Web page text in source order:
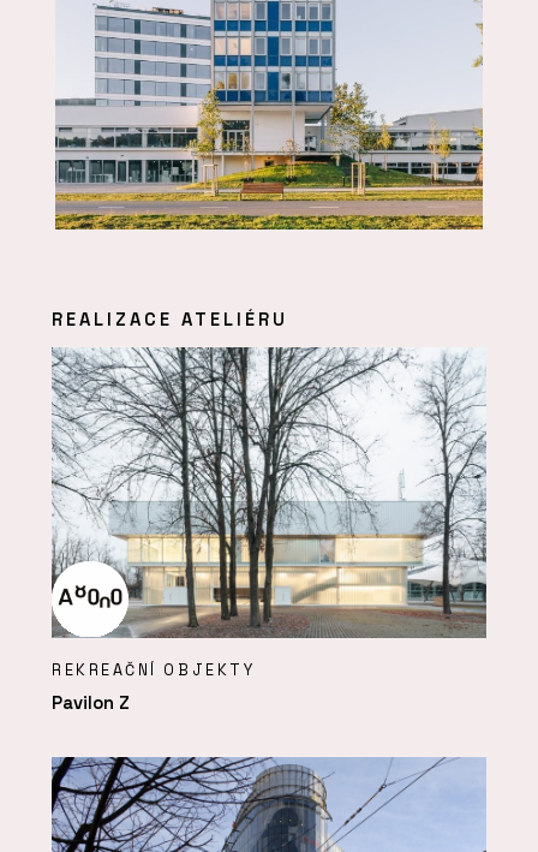
REALIZACE ATELIÉRU
REKREAČNÍ OBJEKTY
Pavilon Z